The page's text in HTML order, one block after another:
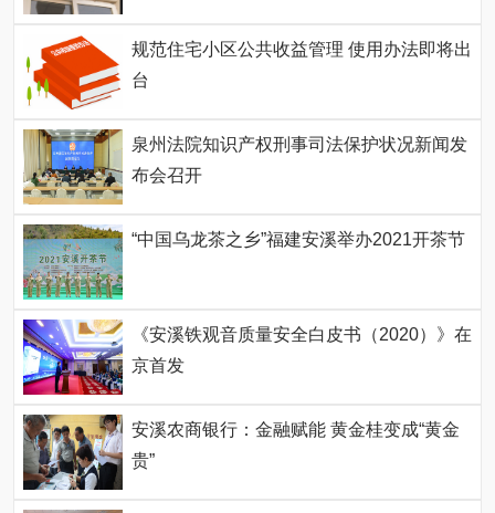
规范住宅小区公共收益管理 使用办法即将出
台
泉州法院知识产权刑事司法保护状况新闻发
布会召开
“中国乌龙茶之乡”福建安溪举办2021开茶节
《安溪铁观音质量安全白皮书（2020）》在
京首发
安溪农商银行：金融赋能 黄金桂变成“黄金
贵”